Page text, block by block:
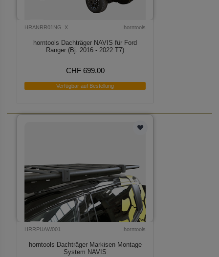
HRANRR01NG_X horntools
horntools Dachträger NAVIS für Ford
Ranger (Bj. 2016 - 2022 T7)
CHF 699.00
Verfügbar auf Bestellung
HRRPUAW001 horntools
horntools Dachträger Markisen Montage
System NAVIS